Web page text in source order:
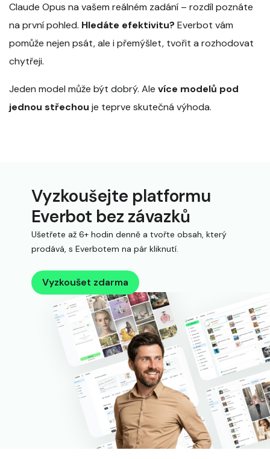
Claude Opus na vašem reálném zadání – rozdíl poznáte
na první pohled. Hledáte efektivitu? Everbot vám
pomůže nejen psát, ale i přemýšlet, tvořit a rozhodovat
chytřeji.
Jeden model může být dobrý. Ale více modelů pod
jednou střechou je teprve skutečná výhoda.
Vyzkoušejte platformu
Everbot bez závazků
Ušetřete až 6+ hodin denně a tvořte obsah, který
prodává, s Everbotem na pár kliknutí.
Vyzkoušet zdarma